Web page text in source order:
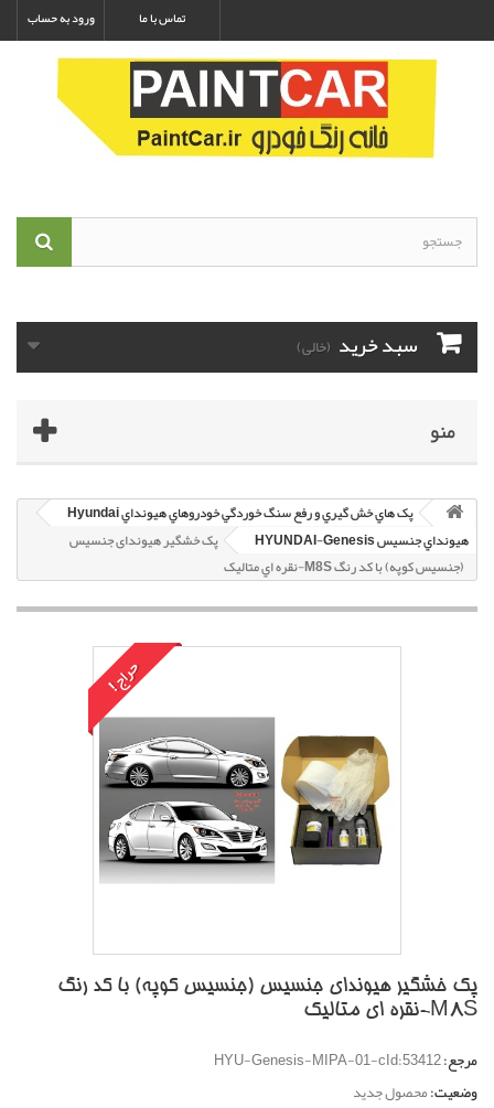
ورود به حساب تماس با ما
سبد خرید (خالی)
منو
پک هاي خش گيري و رفع سنگ خوردگي خودروهاي هيونداي Hyundai
هيونداي جنسيس HYUNDAI-Genesis
پک خشگير هیوندای جنسیس
(جنسیس کوپه) با کد رنگ M8S-نقره اي متاليک
حراج!
پک خشگير هیوندای جنسیس (جنسیس کوپه) با کد رنگ
M8S-نقره اي متاليک
مرجع:HYU-Genesis-MIPA-01-cId:53412
وضعیت:محصول جدید